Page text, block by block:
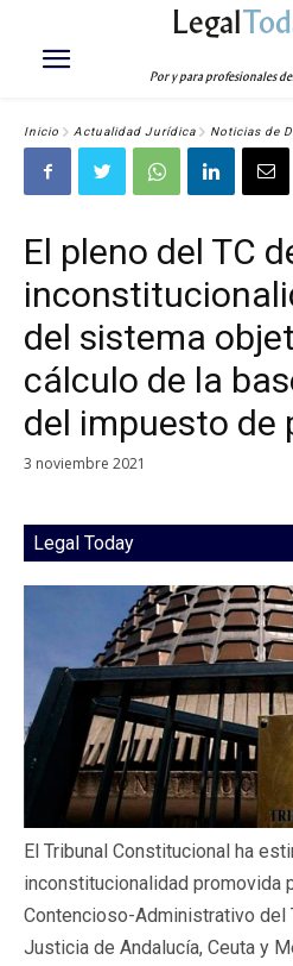
Legal
Por y para profesionales
Inicio Actualidad Jurídica Noticias de
El pleno del TC
del sistema
cálculo de la
del impuesto de
3 noviembre 2021
Legal Today
El Tribunal Constitucional ha
inconstitucionalidad promovida
Contencioso-Administrativo del
Justicia de Andalucía, Ceuta y